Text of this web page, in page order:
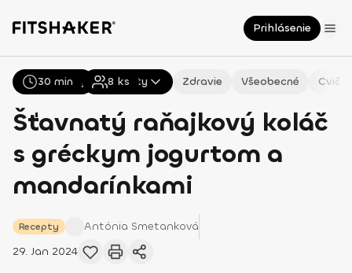
Prihlásenie
Všetky Recepty Zdravie Všeobecné
Šťavnatý raňajkový koláč
s gréckym jogurtom a
mandarínkami
Recepty Antónia Smetanková
29. Jan 2024
30 min 8 ks